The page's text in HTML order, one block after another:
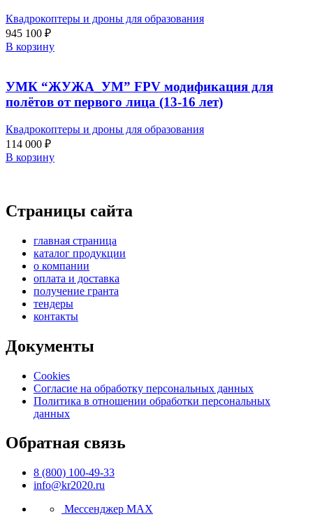
Квадрокоптеры и дроны для образования
945 100 ₽
В корзину
УМК “ЖУЖА_УМ” FPV модификация для
полётов от первого лица (13-16 лет)
Квадрокоптеры и дроны для образования
114 000 ₽
В корзину
Страницы сайта
главная страница
каталог продукции
о компании
оплата и доставка
получение гранта
тендеры
контакты
Документы
Cookies
Согласие на обработку персональных данных
Политика в отношении обработки персональных
данных
Обратная связь
8 (800) 100-49-33
info@kr2020.ru
Мессенджер MAX